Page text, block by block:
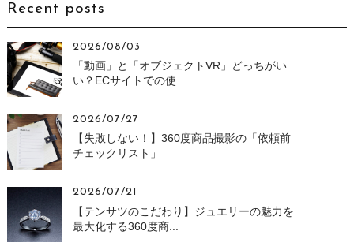
Recent posts
2026/08/03
「動画」と「オブジェクトVR」どっちがい
い？ECサイトでの使...
2026/07/27
【失敗しない！】360度商品撮影の「依頼前
チェックリスト」
2026/07/21
【テンサツのこだわり】ジュエリーの魅力を
最大化する360度商...